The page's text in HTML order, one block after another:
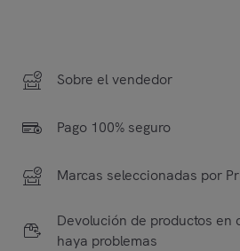
Sobre el vendedor
Pago 100% seguro
Marcas seleccionadas por
Devolución de productos en
haya problemas